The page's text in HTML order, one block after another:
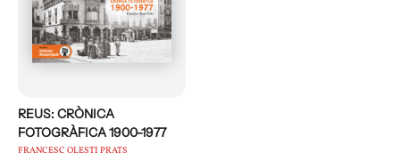
REUS: CRÒNICA
FOTOGRÀFICA 1900-1977
FRANCESC OLESTI PRATS